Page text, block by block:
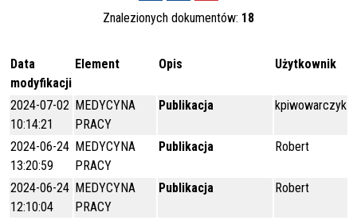
Znalezionych dokumentów: 18
Data
modyfikacji
Element Opis Użytkownik
2024-07-02
10:14:21
MEDYCYNA
PRACY
Publikacja kpiwowarczyk
2024-06-24
13:20:59
MEDYCYNA
PRACY
Publikacja Robert
2024-06-24
12:10:04
MEDYCYNA
PRACY
Publikacja Robert